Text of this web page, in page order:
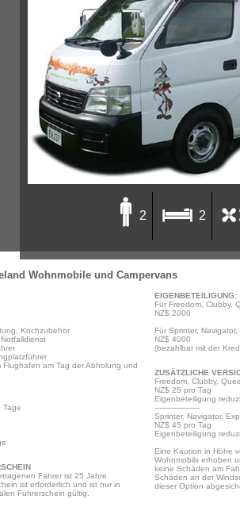
2 2
Clubby 2 Bett Camper
Wohnmobile und Campervans
Kochzubehör
Flughafen am Tag der Abholung und
Tage
Fahrer ist 25 Jahre.
ist erforderlich und ist nur in
Führerschein gültig.
EIGENBETEILIGUNG:
Für Freedom, Clubby,
NZ$ 2000
Für Sprinter, Navigator,
NZ$ 4000
(bezahlbar mit der
ZUSÄTZLICHE
Freedom, Clubby,
NZ$ 25 pro Tag
Eigenbeteiligung
-------------------
Sprinter, Navigator,
NZ$ 45 pro Tag
Eigenbeteiligung
Eine Kaution in Höhe
Wohnmobils erhoben
keine Schäden am
Schäden an der
dieser Option